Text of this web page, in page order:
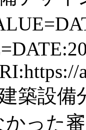
築設
った